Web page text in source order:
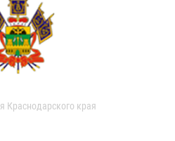
Краснодарского края